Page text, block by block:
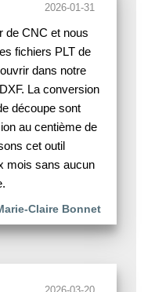
2026-01-31
de CNC et nous
fichiers PLT de
dans notre
La conversion
découpe sont
au centième de
cet outil
mois sans aucun
Claire Bonnet